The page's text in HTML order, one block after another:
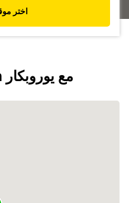
اختر
اكتشف Neckarsulm مع يوروبكار